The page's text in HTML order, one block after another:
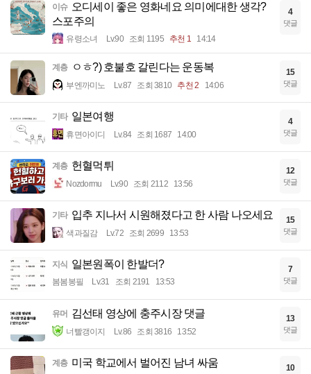
이슈 오디세이 좋은 영화네요 의미에대한 생각?
스포주의
유령소녀 Lv.90 조회 1195 추천 1 14:14
4
댓글
계층 ㅇㅎ?) 호불호 갈린다는 운동복
부엔까미노 Lv.87 조회 3810 추천 2 14:06
15
댓글
기타 일본여행
휴면아이디 Lv.84 조회 1687 14:00
4
댓글
계층 헌혈먹튀
Nozdormu Lv.90 조회 2112 13:56
12
댓글
기타 입추 지나서 시원해졌다고 한 사람 나오세요
색과질감 Lv.72 조회 2699 13:53
15
댓글
지식 일본원폭이 한발더?
봄봄봉필 Lv.31 조회 2191 13:53
7
댓글
유머 김선태 영상에 충주시장 댓글
너빨갱이지 Lv.86 조회 3816 13:52
13
댓글
계층 미국 학교에서 벌어진 남녀 싸움 10